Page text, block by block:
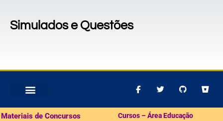
Simulados e Questões
Materiais de Concursos Cursos – Área Educação